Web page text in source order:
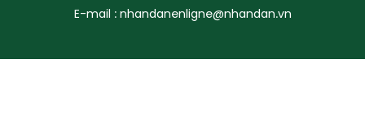
E-mail : nhandanenligne@nhandan.vn